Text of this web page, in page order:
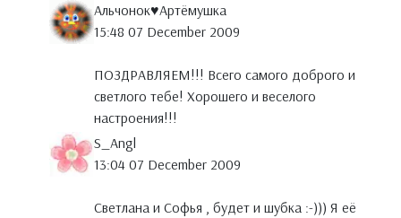
Альчонок♥Артёмушка
15:48 07 December 2009
ПОЗДРАВЛЯЕМ!!! Всего самого доброго и
светлого тебе! Хорошего и веселого
настроения!!!
S_Angl
13:04 07 December 2009
Светлана и Софья , будет и шубка :-))) Я её